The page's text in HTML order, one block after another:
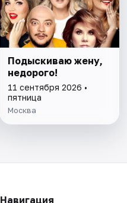
Подыскиваю жену,
недорого!
11 сентября 2026 •
пятница
Москва
Навигация